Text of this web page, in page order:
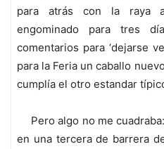
para atrás con la raya
engominado para tres
comentarios para ‘dejarse
para la Feria un caballo
cumplía el otro estandar
Pero algo no me
en una tercera de barrera